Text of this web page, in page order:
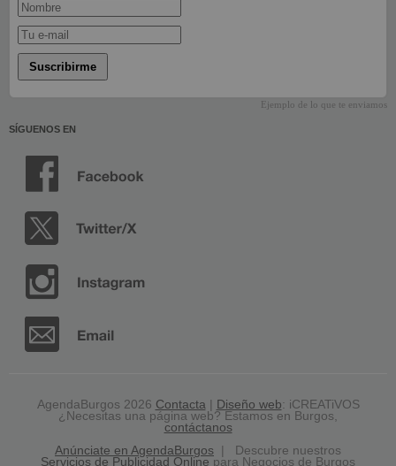
Suscribirme
Ejemplo de lo que te enviamos
SÍGUENOS EN
AgendaBurgos 2026 Contacta| Diseño web: iCREATiVOS
¿Necesitas una página web? Estamos en Burgos,
contáctanos
Anúnciate en AgendaBurgos | Descubre nuestros
Servicios de Publicidad Online para Negocios de Burgos